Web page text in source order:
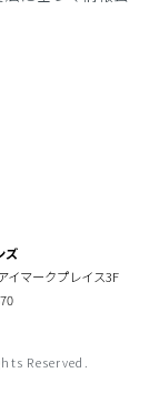
ズ
イマークプレイス3F
Reserved.